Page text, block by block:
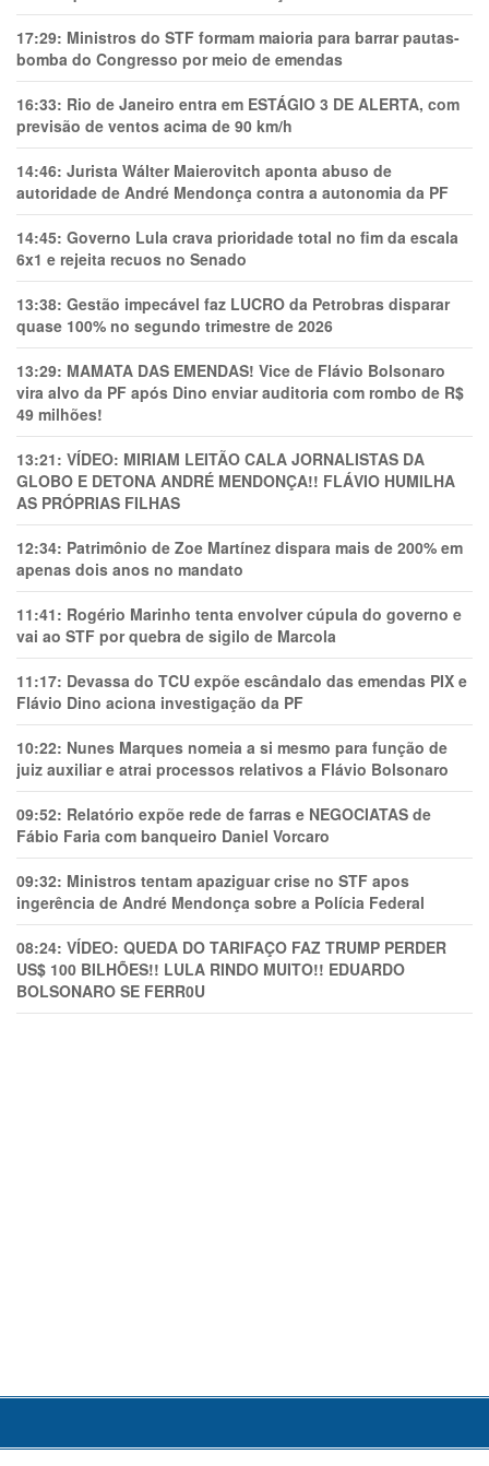
17:29: Ministros do STF formam maioria para barrar pautas-
bomba do Congresso por meio de emendas
16:33: Rio de Janeiro entra em ESTÁGIO 3 DE ALERTA, com
previsão de ventos acima de 90 km/h
14:46: Jurista Wálter Maierovitch aponta abuso de
autoridade de André Mendonça contra a autonomia da PF
14:45: Governo Lula crava prioridade total no fim da escala
6x1 e rejeita recuos no Senado
13:38: Gestão impecável faz LUCRO da Petrobras disparar
quase 100% no segundo trimestre de 2026
13:29: MAMATA DAS EMENDAS! Vice de Flávio Bolsonaro
vira alvo da PF após Dino enviar auditoria com rombo de R$
49 milhões!
13:21: VÍDEO: MIRIAM LEITÃO CALA JORNALISTAS DA
GLOBO E DETONA ANDRÉ MENDONÇA!! FLÁVIO HUMILHA
AS PRÓPRIAS FILHAS
12:34: Patrimônio de Zoe Martínez dispara mais de 200% em
apenas dois anos no mandato
11:41: Rogério Marinho tenta envolver cúpula do governo e
vai ao STF por quebra de sigilo de Marcola
11:17: Devassa do TCU expõe escândalo das emendas PIX e
Flávio Dino aciona investigação da PF
10:22: Nunes Marques nomeia a si mesmo para função de
juiz auxiliar e atrai processos relativos a Flávio Bolsonaro
09:52: Relatório expõe rede de farras e NEGOCIATAS de
Fábio Faria com banqueiro Daniel Vorcaro
09:32: Ministros tentam apaziguar crise no STF apos
ingerência de André Mendonça sobre a Polícia Federal
08:24: VÍDEO: QUEDA DO TARIFAÇO FAZ TRUMP PERDER
US$ 100 BILHÕES!! LULA RINDO MUITO!! EDUARDO
BOLSONARO SE FERR0U